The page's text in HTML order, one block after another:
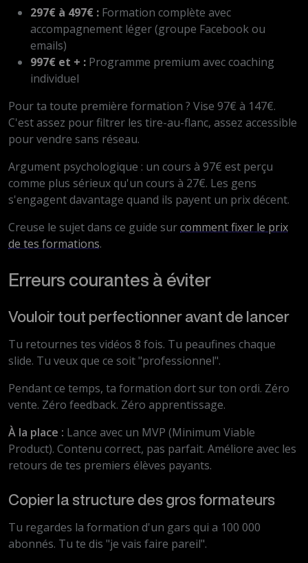
297€ à 497€ : Formation complète avec
accompagnement léger (groupe Facebook ou
emails)
997€ et + : Programme premium avec coaching
individuel
Pour ta toute première formation ? Vise 97€ à 147€.
C'est assez pour filtrer les tire-au-flanc, assez accessible
pour vendre sans réseau.
Argument psychologique : un cours à 97€ est perçu
comme plus sérieux qu'un cours à 27€. Les gens
s'engagent davantage quand ils payent un prix décent.
Creuse le sujet dans ce guide surcomment fixer le prix
de tes formations.
Erreurs courantes à éviter
Vouloir tout perfectionner avant de lancer
Tu retournes tes vidéos 8 fois. Tu peaufines chaque
slide. Tu veux que ce soit "professionnel".
Pendant ce temps, ta formation dort sur ton ordi. Zéro
vente. Zéro feedback. Zéro apprentissage.
À la place : Lance avec un MVP (Minimum Viable
Product). Contenu correct, pas parfait. Améliore avec les
retours de tes premiers élèves payants.
Copier la structure des gros formateurs
Tu regardes la formation d'un gars qui a 100 000
abonnés. Tu te dis "je vais faire pareil".